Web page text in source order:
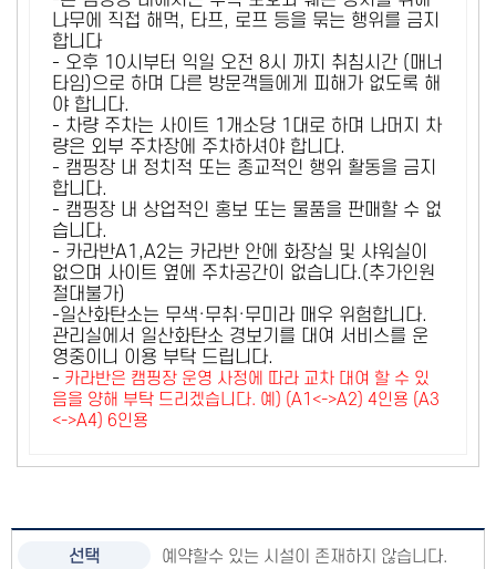
나무에 직접 해먹, 타프, 로프 등을 묶는 행위를 금지
합니다
- 오후 10시부터 익일 오전 8시 까지 취침시간 (매너
타임)으로 하며 다른 방문객들에게 피해가 없도록 해
야 합니다.
- 차량 주차는 사이트 1개소당 1대로 하며 나머지 차
량은 외부 주차장에 주차하셔야 합니다.
- 캠핑장 내 정치적 또는 종교적인 행위 활동을 금지
합니다.
- 캠핑장 내 상업적인 홍보 또는 물품을 판매할 수 없
습니다.
- 카라반A1,A2는 카라반 안에 화장실 및 샤워실이
없으며 사이트 옆에 주차공간이 없습니다.(추가인원
절대불가)
-일산화탄소는 무색·무취·무미라 매우 위험합니다.
관리실에서 일산화탄소 경보기를 대여 서비스를 운
영중이니 이용 부탁 드립니다.
- 카라반은 캠핑장 운영 사정에 따라 교차 대여 할 수 있
음을 양해 부탁 드리겠습니다. 예) (A1<->A2) 4인용 (A3
<->A4) 6인용
예약할수 있는 시설이 존재하지 않습니다.